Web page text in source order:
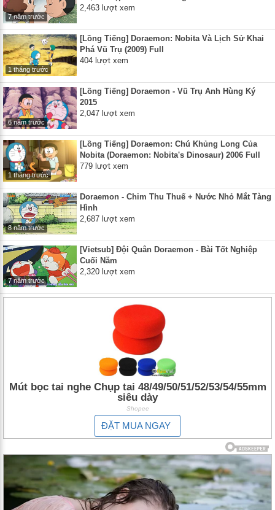
7 năm trước
2,463 lượt xem
1 tháng trước
[Lồng Tiếng] Doraemon: Nobita Và Lịch Sử Khai
Phá Vũ Trụ (2009) Full
404 lượt xem
6 năm trước
[Lồng Tiếng] Doraemon - Vũ Trụ Anh Hùng Ký
2015
2,047 lượt xem
1 tháng trước
[Lồng Tiếng] Doraemon: Chú Khủng Long Của
Nobita (Doraemon: Nobita's Dinosaur) 2006 Full
779 lượt xem
8 năm trước
Doraemon - Chim Thu Thuế + Nước Nhỏ Mắt Tàng
Hình
2,687 lượt xem
7 năm trước
[Vietsub] Đội Quân Doraemon - Bài Tốt Nghiệp
Cuối Năm
2,320 lượt xem
Mút bọc tai nghe Chụp tai 48/49/50/51/52/53/54/55mm
siêu dày
Shopee
ĐẶT MUA NGAY